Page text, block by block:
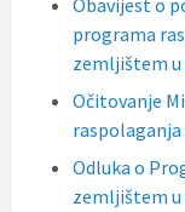
Obavijest o
programa
zemljištem u
Očitovanje
Odluka o
zemljištem u